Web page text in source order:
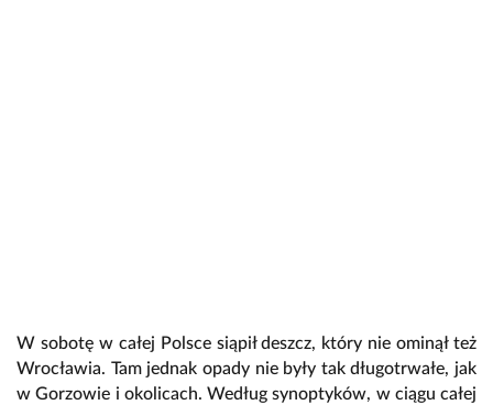
W sobotę w całej Polsce siąpił deszcz, który nie ominął też
Wrocławia. Tam jednak opady nie były tak długotrwałe, jak
w Gorzowie i okolicach. Według synoptyków, w ciągu całej